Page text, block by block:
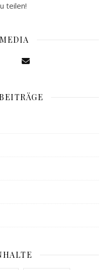
teilen!